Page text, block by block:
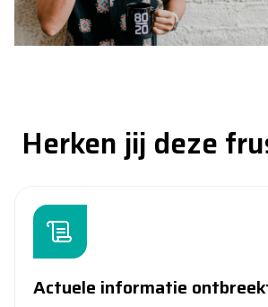
Herken jij deze
Actuele informatie